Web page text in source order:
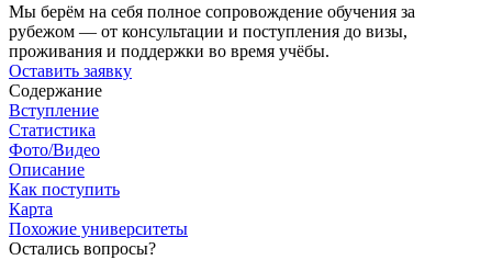
Мы берём на себя полное сопровождение обучения за
рубежом — от консультации и поступления до визы,
проживания и поддержки во время учёбы.
Оставить заявку
Содержание
Вступление
Статистика
Фото/Видео
Описание
Как поступить
Карта
Похожие университеты
Остались вопросы?